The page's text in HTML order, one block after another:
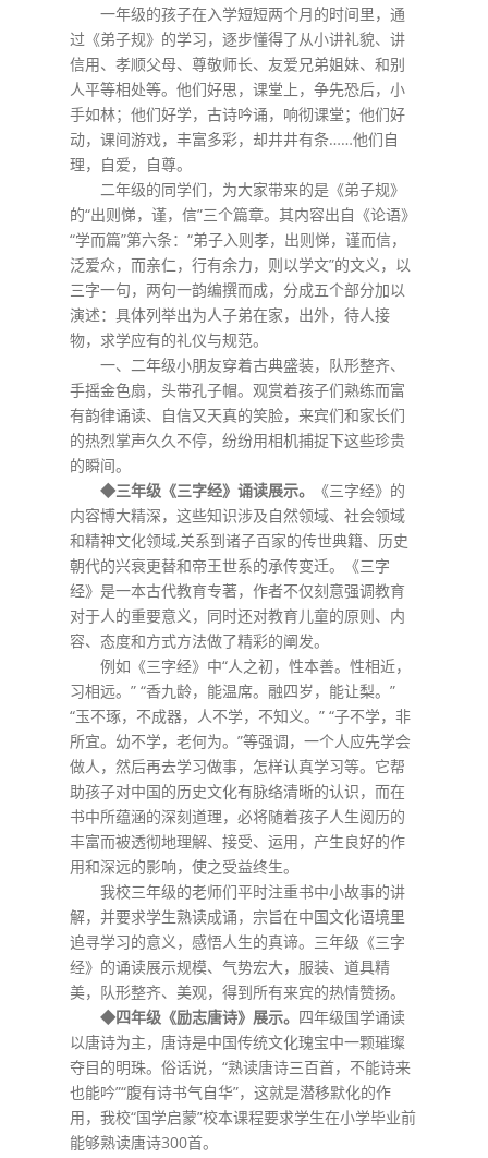
一年级的孩子在入学短短两个月的时间里，通
过《弟子规》的学习，逐步懂得了从小讲礼貌、讲
信用、孝顺父母、尊敬师长、友爱兄弟姐妹、和别
人平等相处等。他们好思，课堂上，争先恐后，小
手如林；他们好学，古诗吟诵，响彻课堂；他们好
动，课间游戏，丰富多彩，却井井有条……他们自
理，自爱，自尊。
二年级的同学们，为大家带来的是《弟子规》
的“出则悌，谨，信”三个篇章。其内容出自《论语》
“学而篇”第六条：“弟子入则孝，出则悌，谨而信，
泛爱众，而亲仁，行有余力，则以学文”的文义，以
三字一句，两句一韵编撰而成，分成五个部分加以
演述：具体列举出为人子弟在家，出外，待人接
物，求学应有的礼仪与规范。
一、二年级小朋友穿着古典盛装，队形整齐、
手摇金色扇，头带孔子帽。观赏着孩子们熟练而富
有韵律诵读、自信又天真的笑脸，来宾们和家长们
的热烈掌声久久不停，纷纷用相机捕捉下这些珍贵
的瞬间。
◆三年级《三字经》诵读展示。
《三字经》的
内容博大精深，这些知识涉及自然领域、社会领域
和精神文化领域,关系到诸子百家的传世典籍、历史
朝代的兴衰更替和帝王世系的承传变迁。《三字
经》是一本古代教育专著，作者不仅刻意强调教育
对于人的重要意义，同时还对教育儿童的原则、内
容、态度和方式方法做了精彩的阐发。
例如《三字经》中“人之初，性本善。性相近，
习相远。” “香九龄，能温席。融四岁，能让梨。”
“玉不琢，不成器，人不学，不知义。” “子不学，非
所宜。幼不学，老何为。”等强调，一个人应先学会
做人，然后再去学习做事，怎样认真学习等。它帮
助孩子对中国的历史文化有脉络清晰的认识，而在
书中所蕴涵的深刻道理，必将随着孩子人生阅历的
丰富而被透彻地理解、接受、运用，产生良好的作
用和深远的影响，使之受益终生。
我校三年级的老师们平时注重书中小故事的讲
解，并要求学生熟读成诵，宗旨在中国文化语境里
追寻学习的意义，感悟人生的真谛。三年级《三字
经》的诵读展示规模、气势宏大，服装、道具精
美，队形整齐、美观，得到所有来宾的热情赞扬。
◆四年级《励志唐诗》展示。 四年级国学诵读
以唐诗为主，唐诗是中国传统文化瑰宝中一颗璀璨
夺目的明珠。俗话说，“熟读唐诗三百首，不能诗来
也能吟”“腹有诗书气自华”，这就是潜移默化的作
用，我校“国学启蒙”校本课程要求学生在小学毕业前
能够熟读唐诗300首。